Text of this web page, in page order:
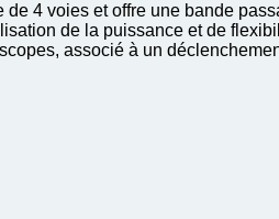
4 voies et offre une bande
de la puissance et de
associé à un